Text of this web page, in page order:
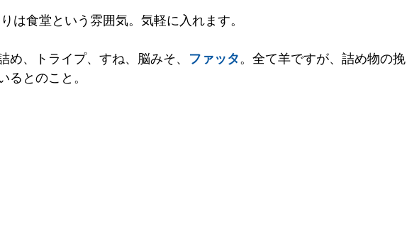
は食堂という雰囲気。気軽に入れます。
め、トライプ、すね、脳みそ、 ファッタ。全て羊ですが、詰め物の挽
るとのこと。